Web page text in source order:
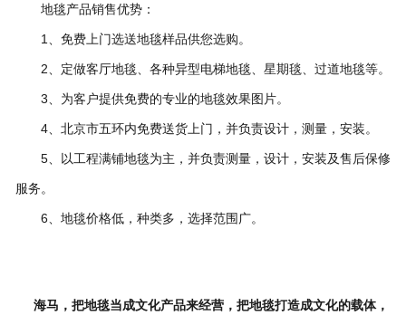
地毯产品销售优势：
1、免费上门选送地毯样品供您选购。
2、定做客厅地毯、各种异型电梯地毯、星期毯、过道地毯等。
3、为客户提供免费的专业的地毯效果图片。
4、北京市五环内免费送货上门，并负责设计，测量，安装。
5、以工程满铺地毯为主，并负责测量，设计，安装及售后保修
服务。
6、地毯价格低，种类多，选择范围广。
海马，把地毯当成文化产品来经营，把地毯打造成文化的载体，